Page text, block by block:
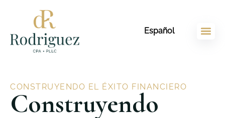
contenido
Español
CONSTRUYENDO EL ÉXITO FINANCIERO
Construyendo